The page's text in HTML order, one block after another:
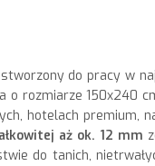
do pracy w
o rozmiarze 150x240
hotelach premium,
aż ok. 12 mm
do tanich,